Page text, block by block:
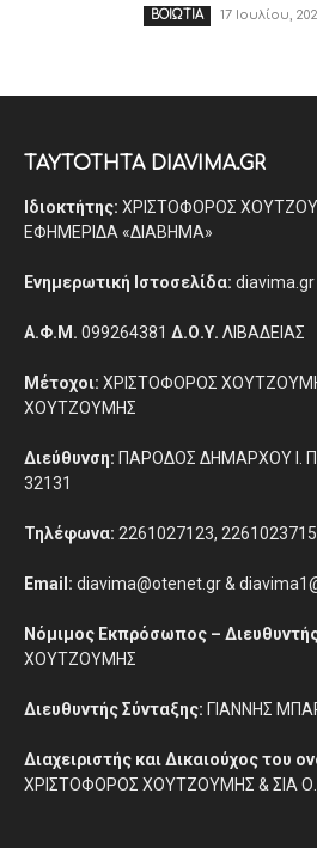
ΒΟΙΩΤΙΑ 17 Ιουλίου,
ΤΑΥΤΟΤΗΤΑ DIAVIMA.GR
Ιδιοκτήτης: ΧΡΙΣΤΟΦΟΡΟΣ
ΕΦΗΜΕΡΙΔΑ «ΔΙΑΒΗΜΑ»
Ενημερωτική Ιστοσελίδα: diavima.gr
Α.Φ.Μ. 099264381 Δ.Ο.Υ. ΛΙΒΑΔΕΙΑΣ
Μέτοχοι: ΧΡΙΣΤΟΦΟΡΟΣ
ΧΟΥΤΖΟΥΜΗΣ
Διεύθυνση: ΠΑΡΟΔΟΣ ΔΗΜΑΡΧΟΥ Ι.
32131
Τηλέφωνα: 2261027123, 2261023715
Email: diavima@otenet.gr &
Νόμιμος Εκπρόσωπος –
ΧΟΥΤΖΟΥΜΗΣ
Διευθυντής Σύνταξης: ΓΙΑΝΝΗΣ
Διαχειριστής και Δικαιούχος του
ΧΡΙΣΤΟΦΟΡΟΣ ΧΟΥΤΖΟΥΜΗΣ & ΣΙΑ